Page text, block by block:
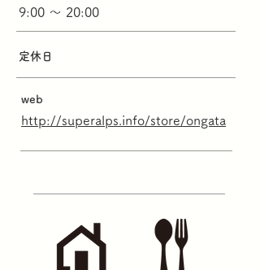
9:00 ～ 20:00
定休日
web
http://superalps.info/store/ongata